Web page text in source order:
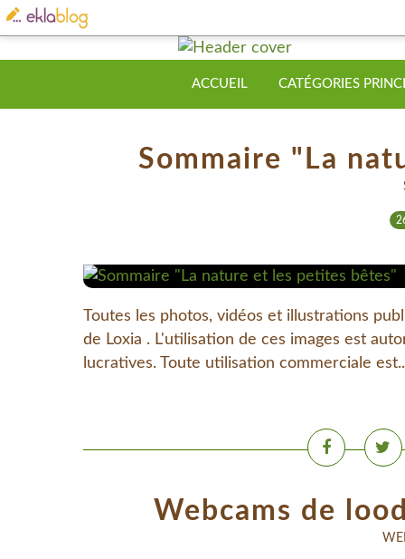
ACCUEIL CATÉGORIES
Sommaire "La
Toutes les photos, vidéos et illustrations
de Loxia . L'utilisation de ces images est
lucratives. Toute utilisation commerciale
Webcams de